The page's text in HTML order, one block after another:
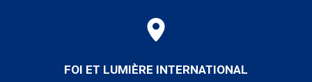
FOI ET LUMIÈRE INTERNATIONAL